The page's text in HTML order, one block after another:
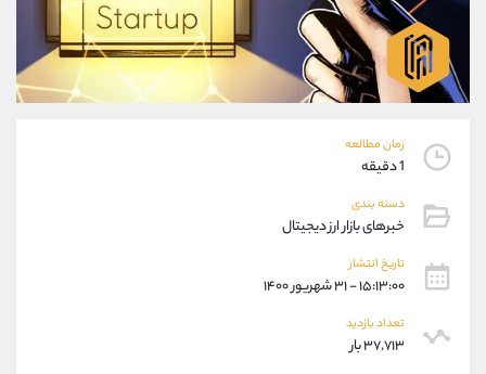
زمان مطالعه
1 دقیقه
دسته بندی
خبرهای بازار ارز دیجیتال
تاریخ انتشار
۱۵:۱۳:۰۰ - ۳۱ شهریور ۱۴۰۰
تعداد بازدید
۳۷,۷۱۳ بار
09304891085
واتساپ شروع گفتگو
تلگرام @Armteam_admin_103
داخلی 103
پشتیبان فروش
واتساپ
داخلی
اطلاعات تماس (دفتر فروش)